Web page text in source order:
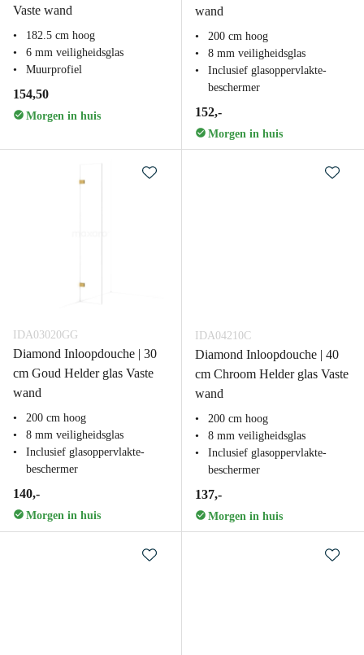
Vaste wand
182.5 cm hoog
6 mm veiligheidsglas
Muurprofiel
154,50
Morgen in huis
wand
200 cm hoog
8 mm veiligheidsglas
Inclusief glasoppervlakte-
beschermer
152,-
Morgen in huis
IDA03020GG
Diamond Inloopdouche | 30
cm Goud Helder glas Vaste
wand
200 cm hoog
8 mm veiligheidsglas
Inclusief glasoppervlakte-
beschermer
140,-
Morgen in huis
IDA04210C
Diamond Inloopdouche | 40
cm Chroom Helder glas Vaste
wand
200 cm hoog
8 mm veiligheidsglas
Inclusief glasoppervlakte-
beschermer
137,-
Morgen in huis